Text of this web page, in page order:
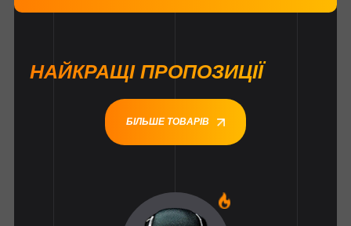
НАЙКРАЩІ ПРОПОЗИЦІЇ
БІЛЬШЕ ТОВАРІВ